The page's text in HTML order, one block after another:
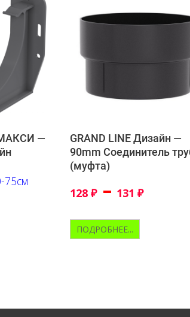
—
75см
GRAND LINE Дизайн —
90mm Соединитель
(муфта)
128₽ – 131₽
ПОДРОБНЕЕ...